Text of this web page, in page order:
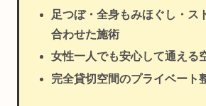
足つぼ・全身もみほぐし・ス
合わせた施術
女性一人でも安心して通える
完全貸切空間のプライベート